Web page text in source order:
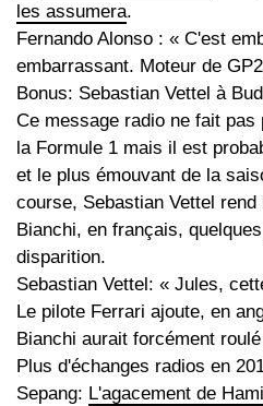
les assumera.
Fernando Alonso : « C'est
embarrassant. Moteur de
Bonus: Sebastian Vettel à
Ce message radio ne fait
la Formule 1 mais il est
et le plus émouvant de la
course, Sebastian Vettel rend
Bianchi, en français,
disparition.
Sebastian Vettel: « Jules,
Le pilote Ferrari ajoute, en
Bianchi aurait forcément
Plus d'échanges radios en
Sepang: L'agacement de